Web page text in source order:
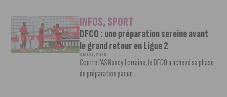
INFOS,SPORT
DFCO : une préparation sereine avant
le grand retour en Ligue 2
3 AOÛT, 2026
Contre l’AS Nancy Lorraine, le DFCO a achevé sa phase
de préparation par un...